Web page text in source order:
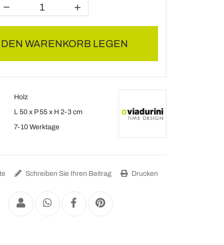
WARENKORB LEGEN
Holz
L 50 x P 55 x H 2-3 cm
7-10 Werktage
Schreiben Sie Ihren Beitrag Drucken